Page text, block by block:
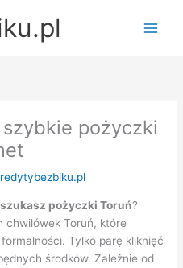
pożyczki
szukasz pożyczki Toruń?
chwilówek Toruń, które
Tylko parę kliknięć
środków. Zależnie od